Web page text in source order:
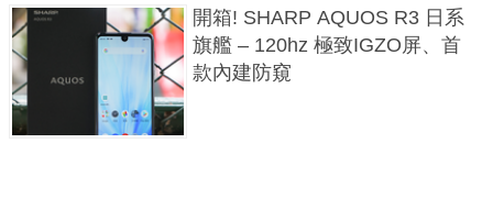
開箱! SHARP AQUOS R3 日系
旗艦 – 120hz 極致IGZO屏、首
款內建防窺